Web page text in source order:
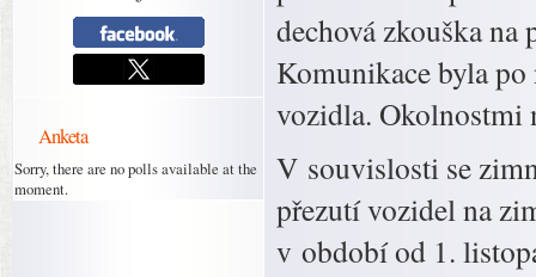
Anketa
Sorry, there are no polls available at the
moment.
dechová zkouška
Komunikace byla
vozidla. Okolnostmi
V souvislosti se
přezutí vozidel na
v období od 1.